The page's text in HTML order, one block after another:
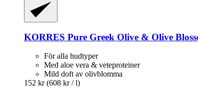
KORRES Pure Greek Olive & Olive
För alla hudtyper
Med aloe vera & veteproteiner
Mild doft av olivblomma
152 kr (608 kr / l)